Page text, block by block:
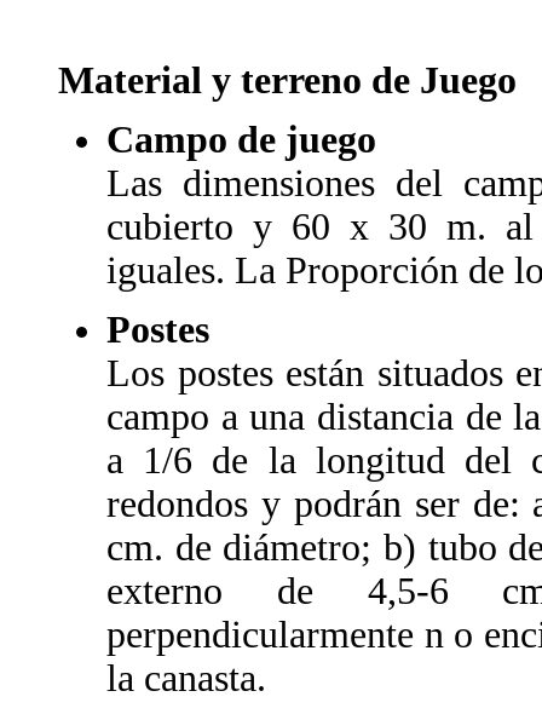
Material y terreno de Juego
Campo de juego
Las dimensiones del
cubierto y 60 x 30 m. al
iguales. La Proporción de
Postes
Los postes están situados
campo a una distancia de
a 1/6 de la longitud del
redondos y podrán ser de:
cm. de diámetro; b) tubo
externo de 4,5-6
perpendicularmente n o
la canasta.